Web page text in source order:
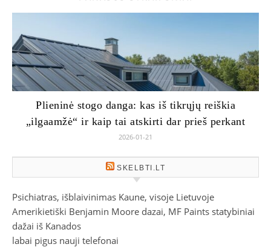
Plieninė stogo danga: kas iš tikrųjų reiškia
„ilgaamžė“ ir kaip tai atskirti dar prieš perkant
2026-01-21
SKELBTI.LT
Psichiatras, išblaivinimas Kaune, visoje Lietuvoje
Amerikietiški Benjamin Moore dazai, MF Paints statybiniai
dažai iš Kanados
labai pigus nauji telefonai